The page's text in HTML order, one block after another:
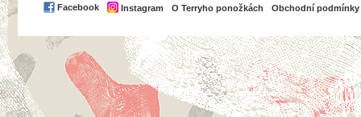
Facebook Instagram O Terryho ponožkách Obchodní podmínky
PayPal